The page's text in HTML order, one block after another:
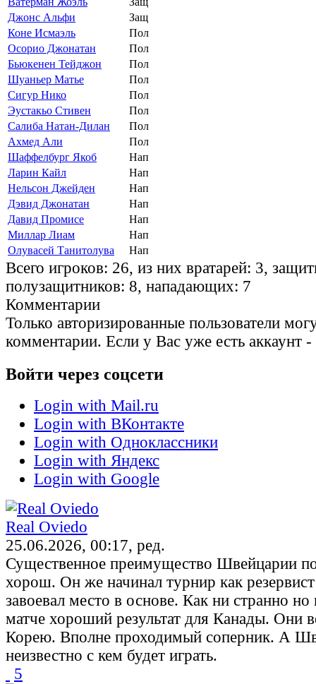
Джонс Альфи
Защ
Коне Исмаэль
Пол
Осорио Джонатан
Пол
Бьюкенен Тейджон
Пол
Шуаньер Матье
Пол
Сигур Нико
Пол
Эустакьо Стивен
Пол
Салиба Натан-Дилан
Пол
Ахмед Али
Пол
Шаффелбург Якоб
Нап
Ларин Кайл
Нап
Нельсон Джейден
Нап
Дэвид Джонатан
Нап
Давид Промисе
Нап
Миллар Лиам
Нап
Олувасей Танитолува
Нап
Всего игроков: 26, из них вратарей: 3,
полузащитников: 8, нападающих: 7
Комментарии
Только авторизированные пользователи
комментарии. Если у Вас уже есть аккаунт -
Войти через соцсети
Login with Mail.ru
Login with ВКонтакте
Login with Одноклассники
Login with Яндекс
Login with Google
Real Oviedo
25.06.2026, 00:17, ред.
Существенное преимущество Швейцарии
хорош. Он же начинал турнир как
завоевал место в основе. Как ни странно
матче хороший результат для Канады. Они
Корею. Вполне проходимый соперник. А
неизвестно с кем будет играть.
5